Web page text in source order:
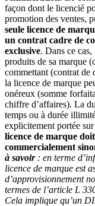
façon dont le licencié
promotion des ventes,
seule licence de
un contrat cadre de
exclusive. Dans ce
produits de sa marque
commettant (contrat de
la licence de marque
onéreux (somme
chiffre d’affaires). La
temps ou à durée
explicitement portée
licence de marque
commercialement
à savoir: en terme
licence de marque est
d’approvisionnement
termes de l’article L
Cela implique qu’un